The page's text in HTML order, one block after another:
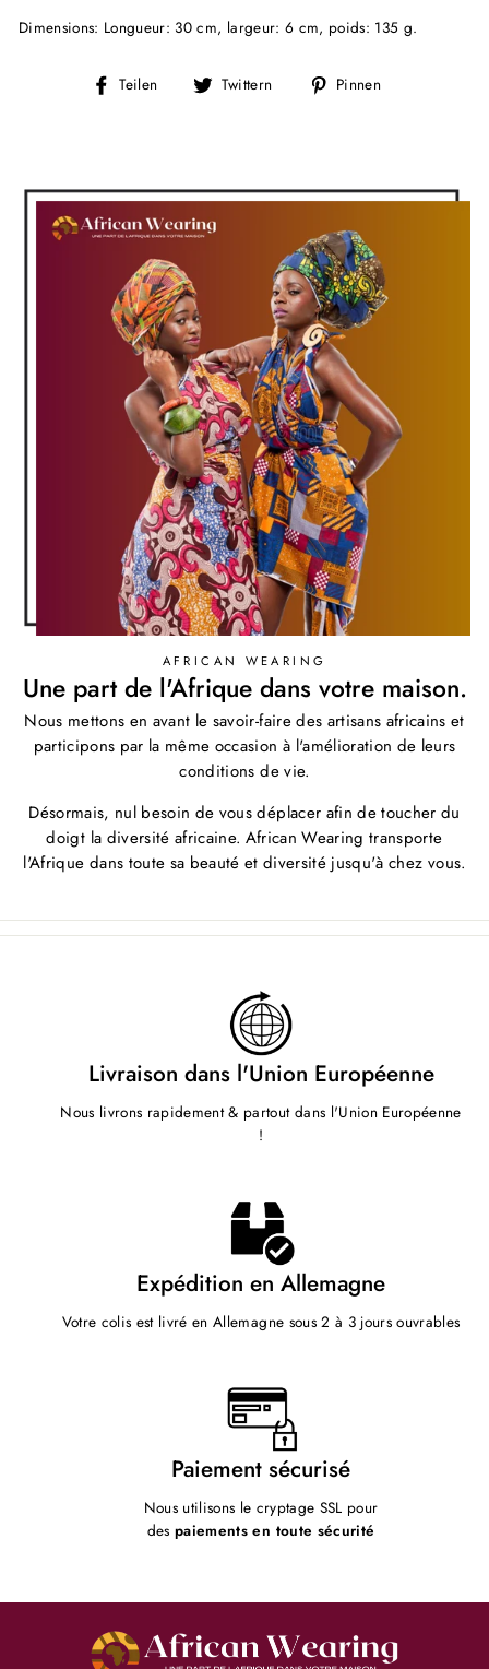
Dimensions: Longueur: 30 cm, largeur: 6 cm, poids: 135 g.
Teilen
Auf
Twittern Pinnen
AFRICAN WEARING
Une part de l'Afrique dans votre maison.
Nous mettons en avant le savoir-faire des artisans africains et
participons par la même occasion à l'amélioration de leurs
conditions de vie.
Désormais, nul besoin de vous déplacer afin de toucher du
doigt la diversité africaine. African Wearing transporte
l'Afrique dans toute sa beauté et diversité jusqu'à chez vous.
Livraison dans l'Union Européenne
Nous livrons rapidement & partout dans l'Union Européenne
!
Expédition en Allemagne
Votre colis est livré en Allemagne sous 2 à 3 jours ouvrables
Paiement sécurisé
Nous utilisons le cryptage SSL pour
despaiements en toute sécurité